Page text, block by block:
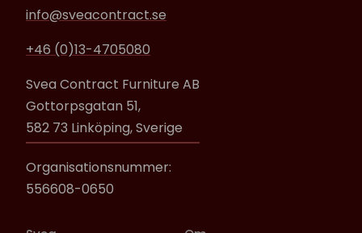
info@sveacontract.se
+46 (0)13-4705080
Svea Contract Furniture AB
Gottorpsgatan 51,
582 73 Linköping, Sverige
Organisationsnummer:
556608-0650